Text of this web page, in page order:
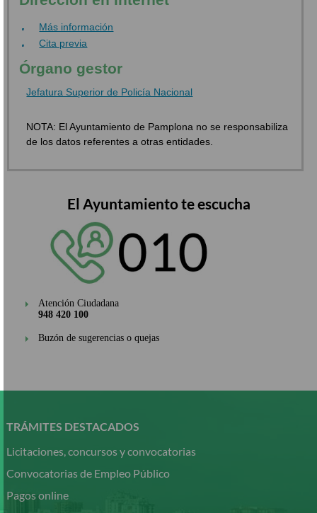
Más información
Cita previa
Órgano gestor
Jefatura Superior de Policía Nacional
NOTA: El Ayuntamiento de Pamplona no se responsabiliza
de los datos referentes a otras entidades.
El Ayuntamiento te escucha
Atención Ciudadana
948 420 100
Buzón de sugerencias o quejas
contenido
TRÁMITES DESTACADOS
Licitaciones, concursos y convocatorias
Convocatorias de Empleo Público
Pagos online